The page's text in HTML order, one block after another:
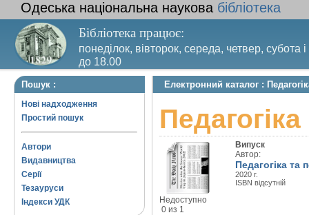
Одеська національна наукова бібліотека
Бібліотека працює:
понеділок, вівторок, середа, четвер, субота
до 18.00
Вихідний день – п’ятниця. Останній четвер
Пошук :
Нові надходження
Простий пошук
Автори
Видавництва
Серії
Тезауруси
Індекси УДК
Електронний каталог :
Недоступно
0 из 1
Випуск
Автор:
Педагогіка та
2020 г.
ISBN відсутній